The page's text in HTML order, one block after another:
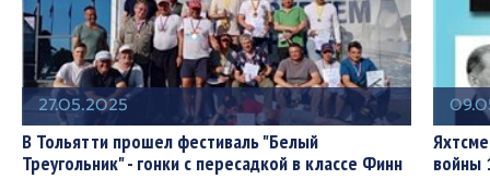
27.05.2025
В Тольятти прошел фестиваль "Белый
Треугольник" - гонки с пересадкой в классе Финн
войны